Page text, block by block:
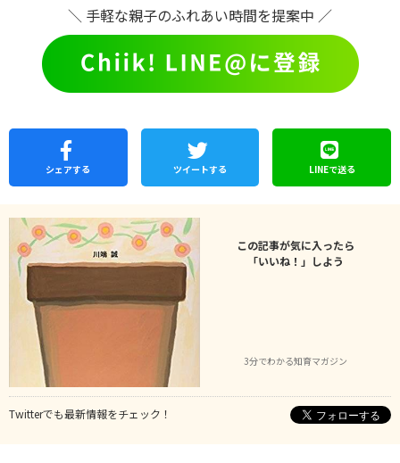
＼ 手軽な親子のふれあい時間を提案中 ／
シェアする ツイートする LINEで送る
この記事が気に入ったら
「いいね！」しよう
3分でわかる知育マガジン
Twitterでも最新情報をチェック！